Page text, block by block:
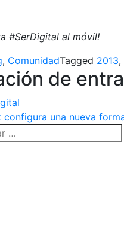
#SerDigital al móvil!
, ComunidadTagged 2013,
de
configura una nueva